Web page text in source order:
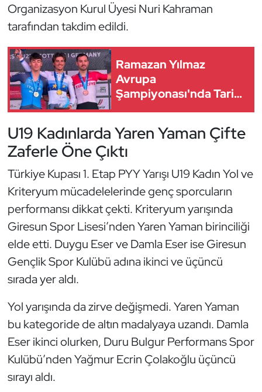
Organizasyon Kurul Üyesi Nuri Kahraman
tarafından takdim edildi.
Ramazan Yılmaz
Avrupa
Şampiyonası'nda Tarih
U19 Kadınlarda Yaren Yaman Çifte
Zaferle Öne Çıktı
Türkiye Kupası 1. Etap PYY Yarışı U19 Kadın Yol ve
Kriteryum mücadelelerinde genç sporcuların
performansı dikkat çekti. Kriteryum yarışında
Giresun Spor Lisesi’nden Yaren Yaman birinciliği
elde etti. Duygu Eser ve Damla Eser ise Giresun
Gençlik Spor Kulübü adına ikinci ve üçüncü
sırada yer aldı.
Yol yarışında da zirve değişmedi. Yaren Yaman
bu kategoride de altın madalyaya uzandı. Damla
Eser ikinci olurken, Duru Bulgur Performans Spor
Kulübü’nden Yağmur Ecrin Çolakoğlu üçüncü
sırayı aldı.
Muay Thai
Optimist
Oryantiring
Özel Sporcular
Ragbi
Satranç
Su Topu
Sualtı Sporları
Tekvando
Tenis
Triatlon